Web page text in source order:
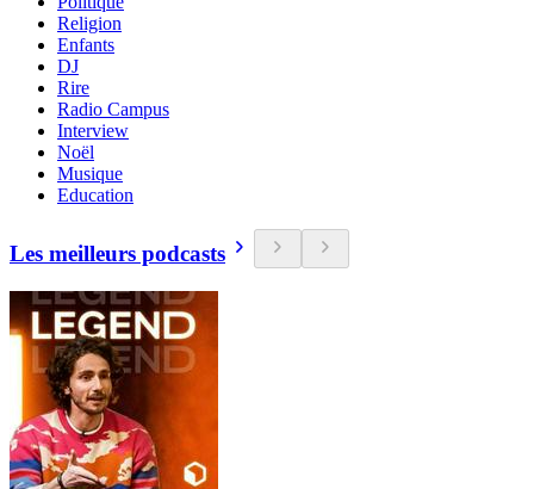
Religion
Enfants
DJ
Rire
Radio Campus
Interview
Noël
Musique
Education
Les meilleurs podcasts